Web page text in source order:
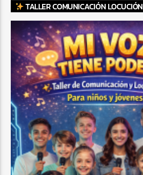
TALLER COMUNICACIÓN LOCUCIÓN